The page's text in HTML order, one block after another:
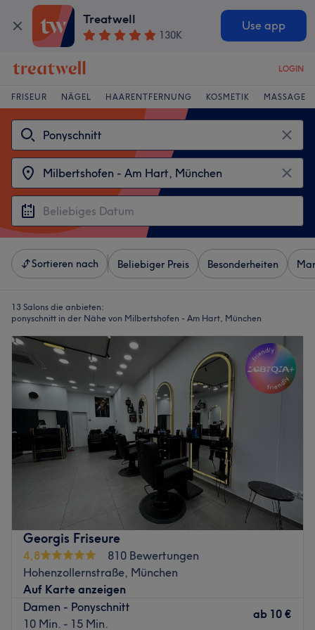
Treatwell
130K
Use app
LOGIN
FRISEUR NÄGEL HAARENTFERNUNG KOSMETIK MASSAGE
Sortieren nach Beliebiger Preis Besonderheiten
13 Salons die anbieten:
ponyschnitt in der Nähe von Milbertshofen - Am Hart, München
Georgis Friseure
4,8
810 Bewertungen
Hohenzollernstraße, München
Auf Karte anzeigen
Damen - Ponyschnitt
10 Min. - 15 Min.
ab 10 €